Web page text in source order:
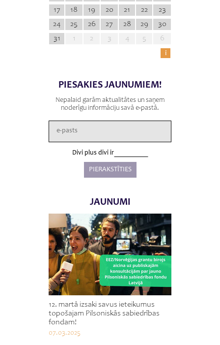
17
18 19 20 21 22
23
24
25 26 27 28 29
30
31
1 2 3 4 5
6
i
PIESAKIES JAUNUMIEM!
Nepalaid garām aktualitātes un saņem
noderīgu informāciju savā e-pastā.
Divi plus divi ir
JAUNUMI
12. martā izsaki savus ieteikumus
topošajam Pilsoniskās sabiedrības
fondam!
07.03.2025